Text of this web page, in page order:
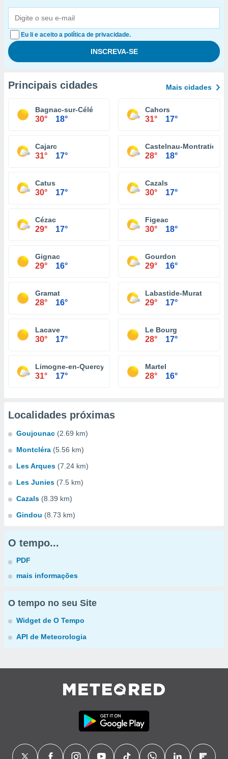
Eu li e aceito a política de privacidade.
Principais cidades Mais cidades
Bagnac-sur-Célé
30° 18°
Cahors
31° 17°
Cajarc
31° 17°
Castelnau-Montratier
28° 18°
Catus
30° 17°
Cazals
30° 17°
Cézac
29° 17°
Figeac
30° 18°
Gignac
29° 16°
Gourdon
29° 16°
Gramat
28° 16°
Labastide-Murat
29° 17°
Lacave
30° 17°
Le Bourg
28° 17°
Limogne-en-Quercy
31° 17°
Martel
28° 16°
Localidades próximas
Goujounac (2.69 km)
Montcléra (5.56 km)
Les Arques (7.24 km)
Les Junies (7.5 km)
Cazals (8.39 km)
Gindou (8.73 km)
O tempo...
PDF
mais informações
O tempo no seu Site
Widget de O Tempo
API de Meteorologia